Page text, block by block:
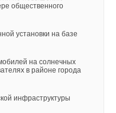
общественного
установки на базе
на солнечных
в районе города
инфраструктуры
не только угол
с
к ним
двухстороннее либо
допущение на данном
распространить
установлены для
подключением
на двухстороннее их